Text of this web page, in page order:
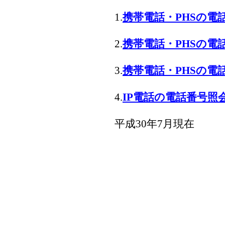
1.携帯電話・PHSの電
2.携帯電話・PHSの電
3.携帯電話・PHSの電
4.IP電話の電話番号照
平成30年7月現在